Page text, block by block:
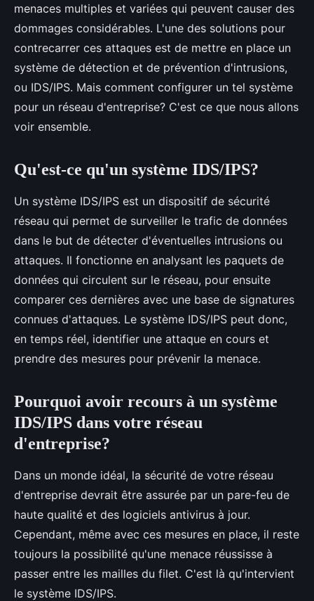
menaces multiples et variées qui peuvent causer des
dommages considérables. L'une des solutions pour
contrecarrer ces attaques est de mettre en place un
système de détection et de prévention d'intrusions,
ou IDS/IPS. Mais comment configurer un tel système
pour un réseau d'entreprise? C'est ce que nous allons
voir ensemble.
Qu'est-ce qu'un système IDS/IPS?
Un système IDS/IPS est un dispositif de sécurité
réseau qui permet de surveiller le trafic de données
dans le but de détecter d'éventuelles intrusions ou
attaques. Il fonctionne en analysant les paquets de
données qui circulent sur le réseau, pour ensuite
comparer ces dernières avec une base de signatures
connues d'attaques. Le système IDS/IPS peut donc,
en temps réel, identifier une attaque en cours et
prendre des mesures pour prévenir la menace.
Pourquoi avoir recours à un système
IDS/IPS dans votre réseau
d'entreprise?
Dans un monde idéal, la sécurité de votre réseau
d'entreprise devrait être assurée par un pare-feu de
haute qualité et des logiciels antivirus à jour.
Cependant, même avec ces mesures en place, il reste
toujours la possibilité qu'une menace réussisse à
passer entre les mailles du filet. C'est là qu'intervient
le système IDS/IPS.